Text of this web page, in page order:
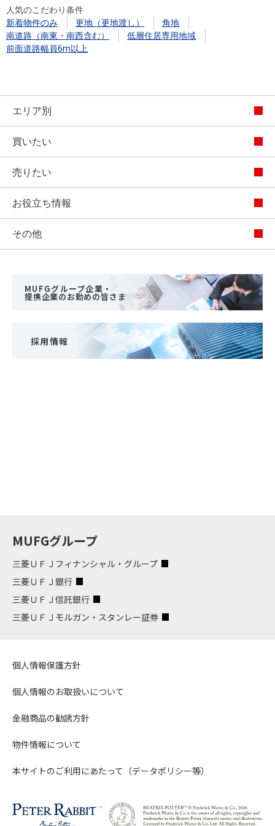
人気のこだわり条件
新着物件のみ
更地（更地渡し）
角地
南道路（南東・南西含む）
低層住居専用地域
前面道路幅員6m以上
エリア別
買いたい
売りたい
お役立ち情報
その他
MUFGグループ企業・
提携企業のお勤めの皆さま
採用情報
MUFGグループ
三菱ＵＦＪフィナンシャル・グループ
三菱ＵＦＪ銀行
三菱ＵＦＪ信託銀行
三菱ＵＦＪモルガン・スタンレー証券
個人情報保護方針
個人情報のお取扱いについて
金融商品の勧誘方針
物件情報について
本サイトのご利用にあたって（データポリシー等）